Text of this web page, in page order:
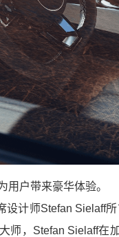
用户带来豪华体验。
设计师Stefan Sielaff
师，Stefan Sielaff在